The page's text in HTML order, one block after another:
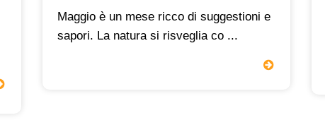
Maggio è un mese ricco di suggestioni e
sapori. La natura si risveglia co ...